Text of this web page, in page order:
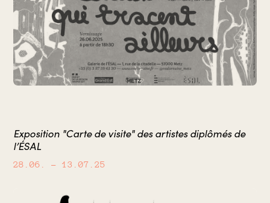
Exposition "Carte de visite" des artistes diplômés de
l’ÉSAL
28.06. – 13.07.25